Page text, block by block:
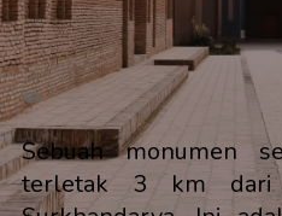
Sebuah monumen
terletak 3 km dari